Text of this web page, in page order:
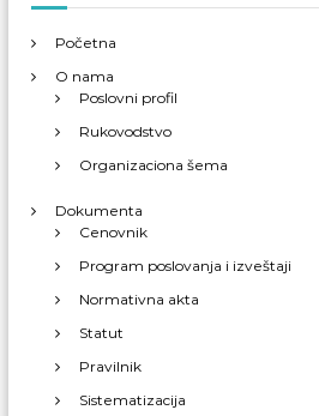
Početna
O nama
Poslovni profil
Rukovodstvo
Organizaciona šema
Dokumenta
Cenovnik
Program poslovanja i izveštaji
Normativna akta
Statut
Pravilnik
Sistematizacija